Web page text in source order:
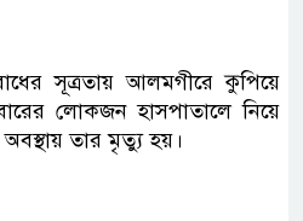
সূত্রতায় আলমগীরে কুপিয়ে
লোকজন হাসপাতালে নিয়ে
তার মৃত্যু হয়।